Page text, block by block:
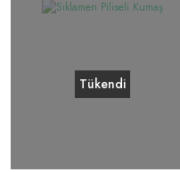
Tükendi